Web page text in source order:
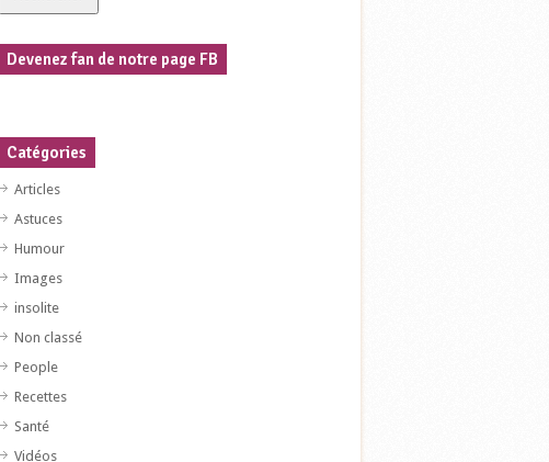
Devenez fan de notre page FB
Catégories
Articles
Astuces
Humour
Images
insolite
Non classé
People
Recettes
Santé
Vidéos